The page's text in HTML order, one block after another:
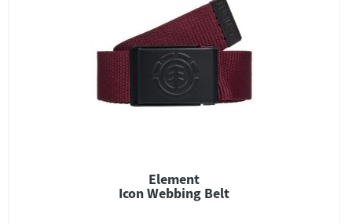
Element
Icon Webbing Belt